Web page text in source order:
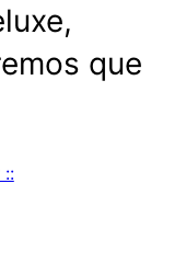
que
::